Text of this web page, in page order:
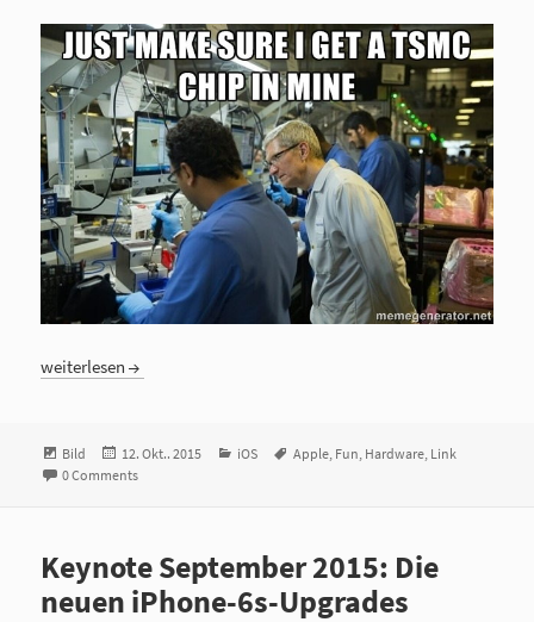
iPhone, TSMC und Samsung …
weiterlesen
Format
Bild
Veröffentlicht
am
12. Okt.. 2015 Kategorien
iOS Tags
Apple Fun Hardware Link
0 Comments
Keynote September 2015: Die
neuen iPhone-6s-Upgrades